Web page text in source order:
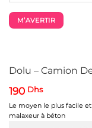
Dolu – Camion
190 Dhs
Le moyen le plus facile
malaxeur à béton
M’AVERTIR